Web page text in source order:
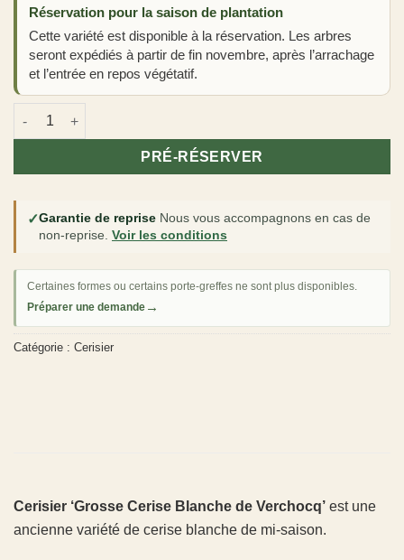
Réservation pour la saison de plantation
Cette variété est disponible à la réservation. Les arbres
seront expédiés à partir de fin novembre, après l’arrachage
et l’entrée en repos végétatif.
quantité de Cerisier 'Grosse cerise blanche de Verchocq'
PRÉ-RÉSERVER
✓Garantie de reprise Nous vous accompagnons en cas de
non-reprise. Voir les conditions
Certaines formes ou certains porte-greffes ne sont plus disponibles.
Préparer une demande →
Catégorie : Cerisier
Cerisier ‘Grosse Cerise Blanche de Verchocq’ est une
ancienne variété de cerise blanche de mi-saison.